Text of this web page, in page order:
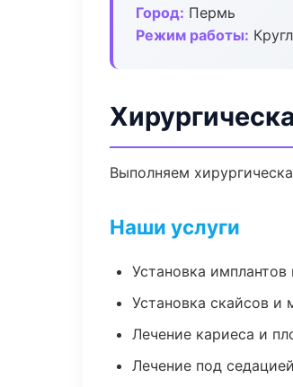
Город: Пермь
Режим работы:
Выполняем
Наши услуги
Установка
Установка скайсов и
Лечение кариеса и
Лечение под седацией